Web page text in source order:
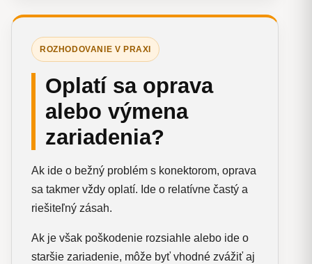
ROZHODOVANIE V PRAXI
Oplatí sa oprava
alebo výmena
zariadenia?
Ak ide o bežný problém s konektorom, oprava
sa takmer vždy oplatí. Ide o relatívne častý a
riešiteľný zásah.
Ak je však poškodenie rozsiahle alebo ide o
staršie zariadenie, môže byť vhodné zvážiť aj